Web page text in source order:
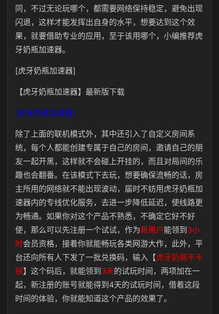
同，不过无论玩哪个，都需要网络保持稳定，避免出现
闪退，这样才能发挥出自身的水平，想要达到这个效
果，就要借助专业的应用，至于该用哪个，小编推荐虎
牙奶瓶加速器。
[虎牙奶瓶加速器]
【虎牙奶瓶加速器】最新版下载
[虎牙奶瓶加速器]
除了上面的联机模式外，其中还引入了自定义房间系
统，每个人都能创建专属于自己的房间，邀请自己的朋
友一起开黑，这样就不会碰上开挂的，而且对局间的乐
趣也会翻番。在该模式下去玩，想要确保流畅的话，房
主所用的网络就不能出现波动，届时不妨用虎牙奶瓶加
速器内的专线优化服务，去进一步降低延迟，使线路更
为畅通。如果你对这个产品不熟悉，不确定它好不好
使，那么可以先注册一个试试，作为新用户能领到 3小
时会员资格，接着你就能畅玩各类网游大作，此外，平
台还向所有人下发了一批兑换码，输入【虎牙奶瓶不卡
顿】这个码后，就能领到 3天的试玩时间，两项加在一
起，新注册的账号就能得到4天的试玩时间，借着这段
时间的体验，你就能知道这个产品的效果了。